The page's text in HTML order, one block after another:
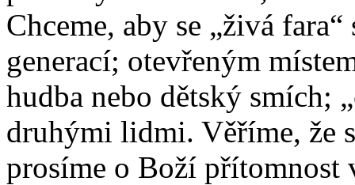
Chceme, aby se „živá
generací; otevřeným
hudba nebo dětský smích;
druhými lidmi. Věříme, že
prosíme o Boží přítomnost